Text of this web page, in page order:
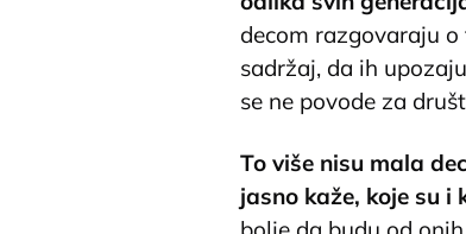
decom razgovaraju
sadržaj, da ih
se ne povode za
To više nisu mala
jasno kaže, koje su i